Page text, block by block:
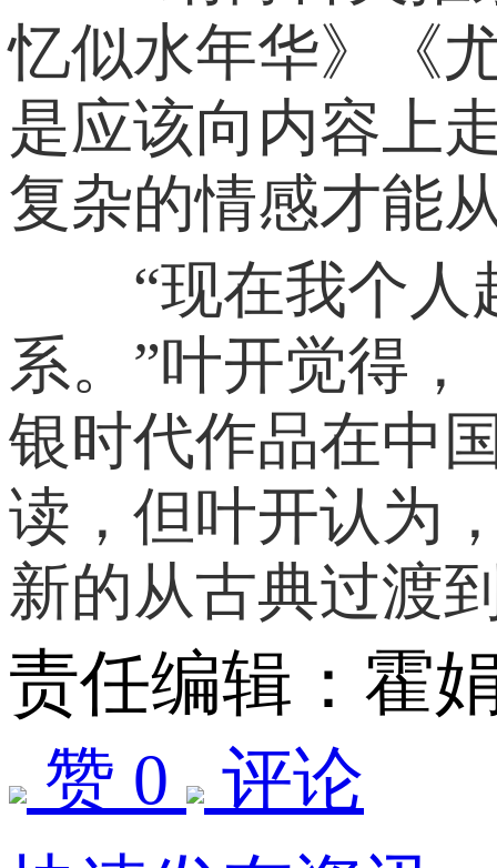
忆似水年华》《
是应该向内容上
复杂的情感才能
“现在我个人越
系。”叶开觉得
银时代作品在中
读，但叶开认为
新的从古典过渡
责任编辑：霍
赞 0
评论